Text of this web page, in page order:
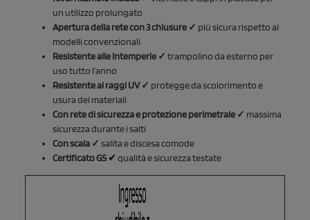
un utilizzo prolungato
Apertura della rete con 3 chiusure ✓ più sicura rispetto ai
modelli convenzionali
Resistente alle intemperie ✓ trampolino da esterno per
uso tutto l’anno
Resistente ai raggi UV ✓ protegge da scolorimento e
usura dei materiali
Con rete di sicurezza e protezione perimetrale ✓ massima
sicurezza durante i salti
Con scala ✓ salita e discesa comode
Certificato GS ✔qualità e sicurezza testate